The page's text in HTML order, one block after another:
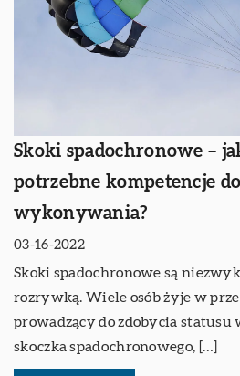
Skoki spadochronowe –
potrzebne kompetencje
wykonywania?
03-16-2022
Skoki spadochronowe są
rozrywką. Wiele osób żyje w
prowadzący do zdobycia
skoczka spadochronowego, […]